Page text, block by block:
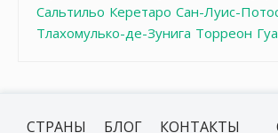
Сальтильо Керетаро Сан-Луис-
Тлахомулько-де-Зунига Торреон
СТРАНЫ БЛОГ КОНТАКТЫ